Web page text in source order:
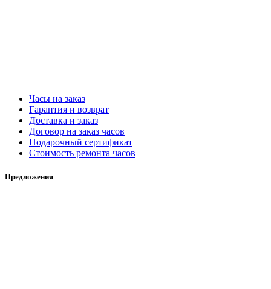
Часы на заказ
Гарантия и возврат
Доставка и заказ
Договор на заказ часов
Подарочный сертификат
Стоимость ремонта часов
Предложения